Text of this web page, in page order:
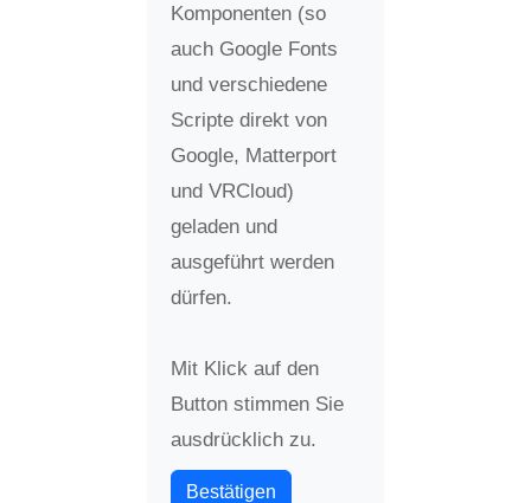
Komponenten (so
auch Google Fonts
und verschiedene
Scripte direkt von
Google, Matterport
und VRCloud)
geladen und
ausgeführt werden
dürfen.
Mit Klick auf den
Button stimmen Sie
ausdrücklich zu.
Bestätigen